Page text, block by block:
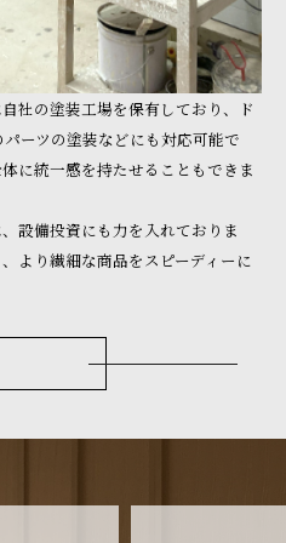
社の塗装工場を保有しており、ド
ーツの塗装などにも対応可能で
に統一感を持たせることもできま
設備投資にも力を入れておりま
より繊細な商品をスピーディーに